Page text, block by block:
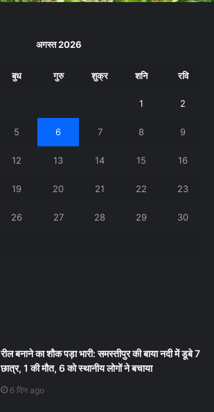
अगस्त 2026
बुध गुरु शुक्र शनि रवि
1 2
5 6 7 8 9
12 13 14 15 16
19 20 21 22 23
26 27 28 29 30
रील बनाने का शौक पड़ा भारी: समस्तीपुर की बाया नदी में डूबे 7
छात्र, 1 की मौत, 6 को स्थानीय लोगों ने बचाया
6 दिन ago